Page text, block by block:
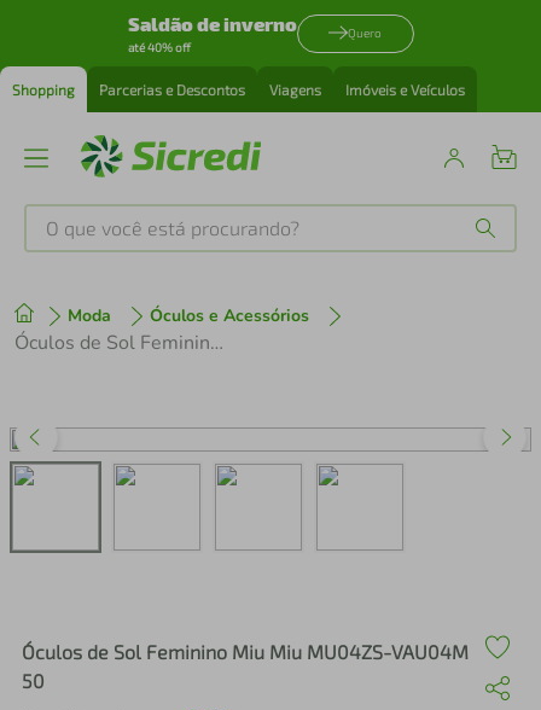
Saldão de inverno
até 40% off
Quero
Shopping Parcerias e Descontos Viagens Imóveis e Veículos
O que você está procurando?
Moda Óculos e Acessórios
Óculos de Sol Feminino Miu Miu MU04ZS-VAU04M 50
Óculos de Sol Feminino Miu Miu MU04ZS-VAU04M
50
1º tenis
perfume